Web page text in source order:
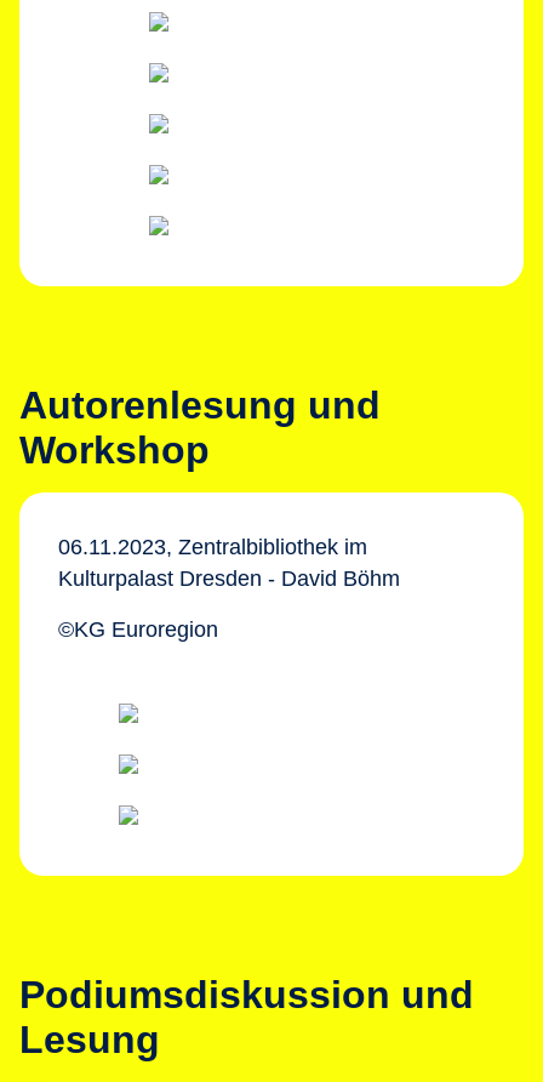
Autorenlesung und
Workshop
06.11.2023, Zentralbibliothek im
Kulturpalast Dresden - David Böhm
©KG Euroregion
Podiumsdiskussion und
Lesung